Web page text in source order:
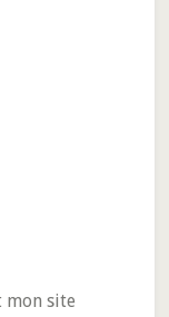
mon site